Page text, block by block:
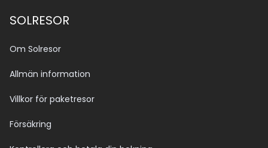
SOLRESOR
Om Solresor
Allmän information
Villkor för paketresor
Försäkring